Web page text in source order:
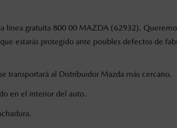
línea gratuita 800 00 MAZDA (62932).
estarás protegido ante posibles defectos de
transportará al Distribuidor Mazda más cercano.
en el interior del auto.